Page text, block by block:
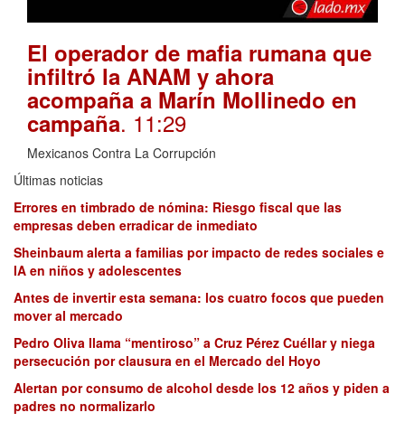
El operador de mafia rumana que
infiltró la ANAM y ahora
acompaña a Marín Mollinedo en
campaña. 11:29
Mexicanos Contra La Corrupción
Últimas noticias
Errores en timbrado de nómina: Riesgo fiscal que las
empresas deben erradicar de inmediato
Sheinbaum alerta a familias por impacto de redes sociales e
IA en niños y adolescentes
Antes de invertir esta semana: los cuatro focos que pueden
mover al mercado
Pedro Oliva llama “mentiroso” a Cruz Pérez Cuéllar y niega
persecución por clausura en el Mercado del Hoyo
Alertan por consumo de alcohol desde los 12 años y piden a
padres no normalizarlo